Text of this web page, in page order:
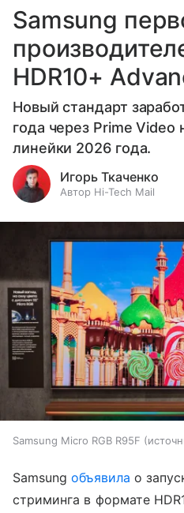
Samsung
HDR10+
Новый стандарт
года через Prime Video
линейки 2026 года.
Игорь Ткаченко
Автор Hi-Tech Mail
Samsung Micro RGB R95F
Samsungобъявила о
стриминга в формате